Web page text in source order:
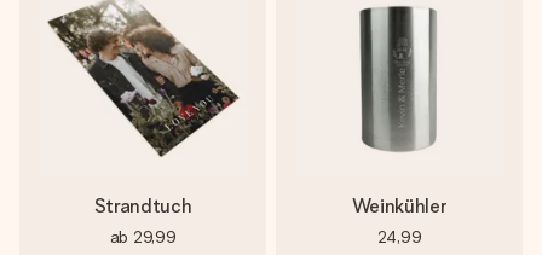
Strandtuch
ab 29,99
Weinkühler
24,99